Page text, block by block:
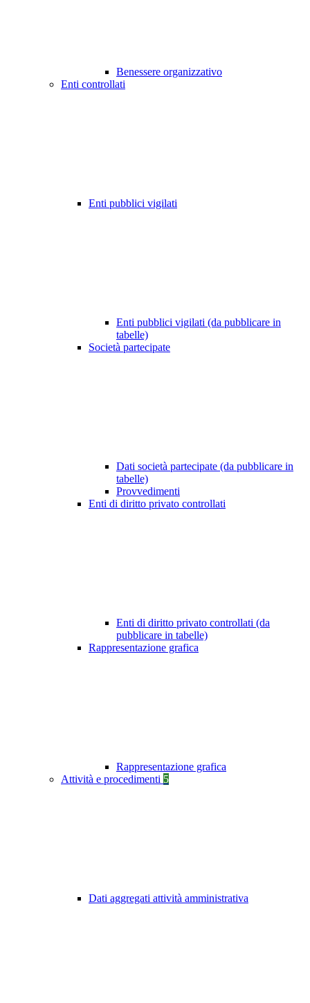
Benessere organizzativo
Enti controllati
Enti pubblici vigilati
Enti pubblici vigilati (da pubblicare in
tabelle)
Società partecipate
Dati società partecipate (da pubblicare in
tabelle)
Provvedimenti
Enti di diritto privato controllati
Enti di diritto privato controllati (da
pubblicare in tabelle)
Rappresentazione grafica
Rappresentazione grafica
Attività e procedimenti 5
Dati aggregati attività amministrativa